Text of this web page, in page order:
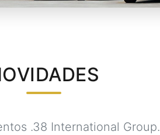
.38 International Group.